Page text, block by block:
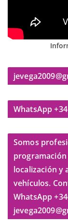
WhatsApp
Somos
localización y
vehículos.
WhatsApp